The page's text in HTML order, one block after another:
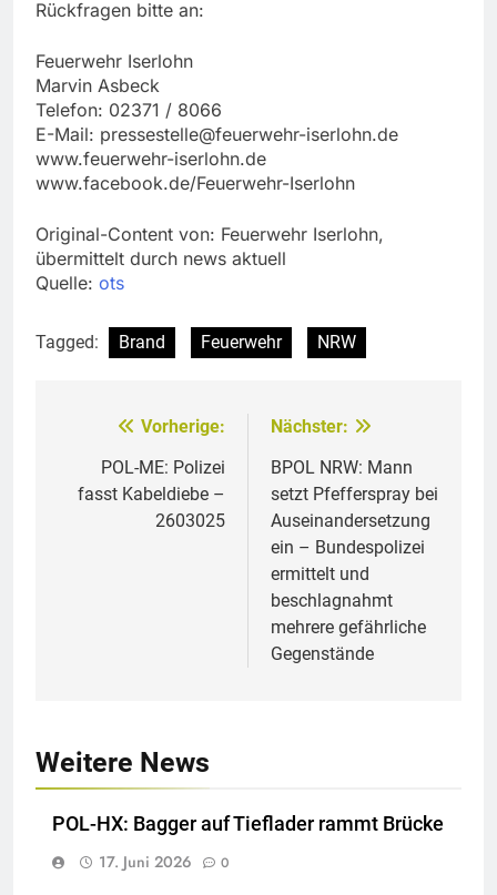
Rückfragen bitte an:
Feuerwehr Iserlohn
Marvin Asbeck
Telefon: 02371 / 8066
E-Mail: pressestelle@feuerwehr-iserlohn.de
www.feuerwehr-iserlohn.de
www.facebook.de/Feuerwehr-Iserlohn
Original-Content von: Feuerwehr Iserlohn,
übermittelt durch news aktuell
Quelle: ots
Tagged: Brand Feuerwehr NRW
Beitragsnavigation
Vorherige:
POL-ME: Polizei
fasst Kabeldiebe –
2603025
Nächster:
BPOL NRW: Mann
setzt Pfefferspray bei
Auseinandersetzung
ein – Bundespolizei
ermittelt und
beschlagnahmt
mehrere gefährliche
Gegenstände
Weitere News
POL-HX: Bagger auf Tieflader rammt Brücke
17. Juni 2026
0